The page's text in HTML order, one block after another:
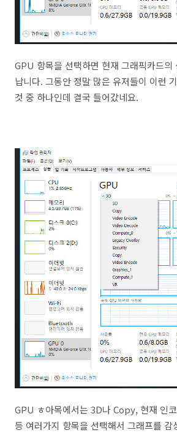
GPU 항목을 선택하면 현재 그래픽카드의
납니다. 그동안 정말 많은 유저들이 이런
것 중 하나인데 결국 들어갔네요.
GPU ㅎ아목에서는 3D나 Copy, 현재 인
등 여러가지 항목을 선택해서 그래프를 감